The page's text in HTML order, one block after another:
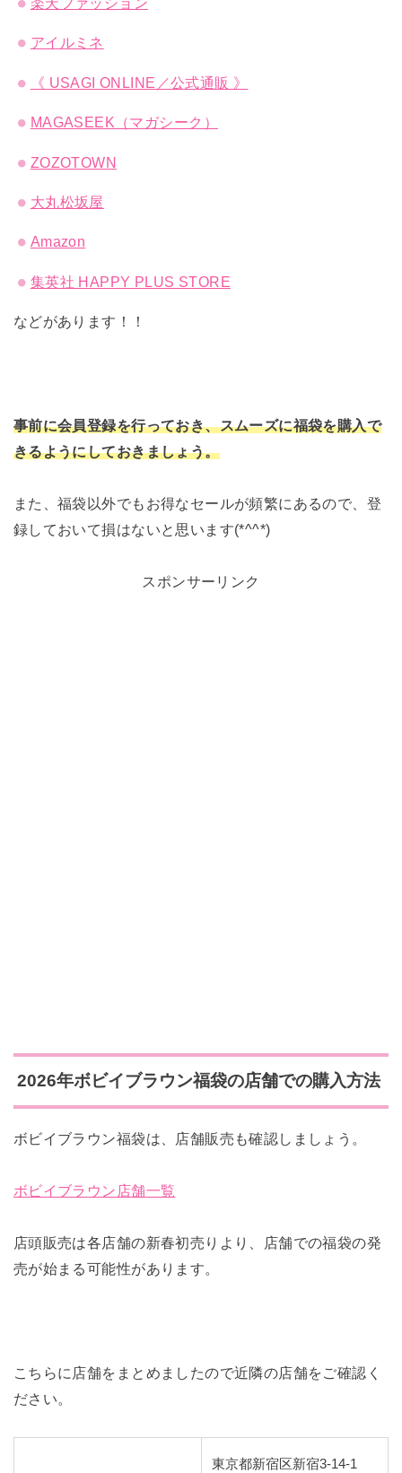
アイルミネ
《 USAGI ONLINE／公式通販 》
MAGASEEK（マガシーク）
ZOZOTOWN
大丸松坂屋
Amazon
集英社 HAPPY PLUS STORE
などがあります！！
事前に会員登録を行っておき、スムーズに福袋を購入で
きるようにしておきましょう。
また、福袋以外でもお得なセールが頻繁にあるので、登
録しておいて損はないと思います(*^^*)
スポンサーリンク
2026年ボビイブラウン福袋の店舗での購入方法
ボビイブラウン福袋は、店舗販売も確認しましょう。
ボビイブラウン店舗一覧
店頭販売は各店舗の新春初売りより、店舗での福袋の発
売が始まる可能性があります。
こちらに店舗をまとめましたので近隣の店舗をご確認く
ださい。
東京都新宿区新宿3-14-1